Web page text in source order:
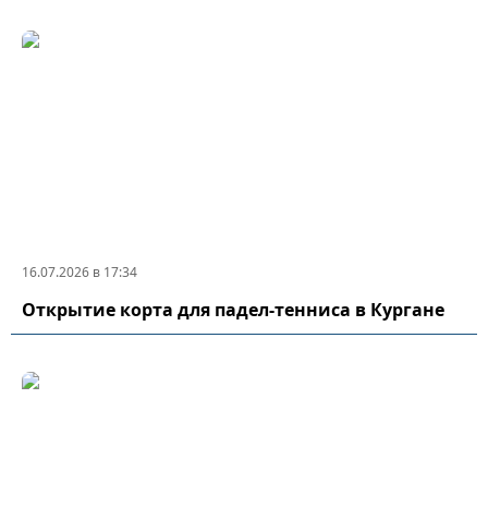
16.07.2026 в 17:34
Открытие корта для падел-тенниса в Кургане